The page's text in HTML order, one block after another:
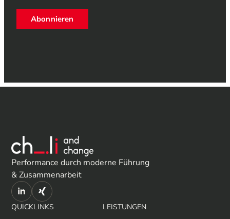
Abonnieren
Performance durch moderne Führung
& Zusammenarbeit
QUICKLINKS LEISTUNGEN